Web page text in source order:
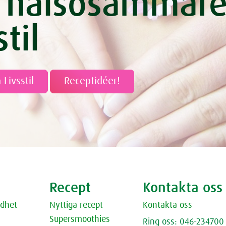
bärsås
fermentering
med Molkosan
päronsoppa
färska groddar
- med Herbamare Spicy
med rosépeppar
gurkor
- blåbär & dadelsmoothie
Livsstil Receptidéer!
Recept
Nyttiga recept
Supersmoothies
Kontakta oss
Kontakta oss
Ring oss: 046-234700